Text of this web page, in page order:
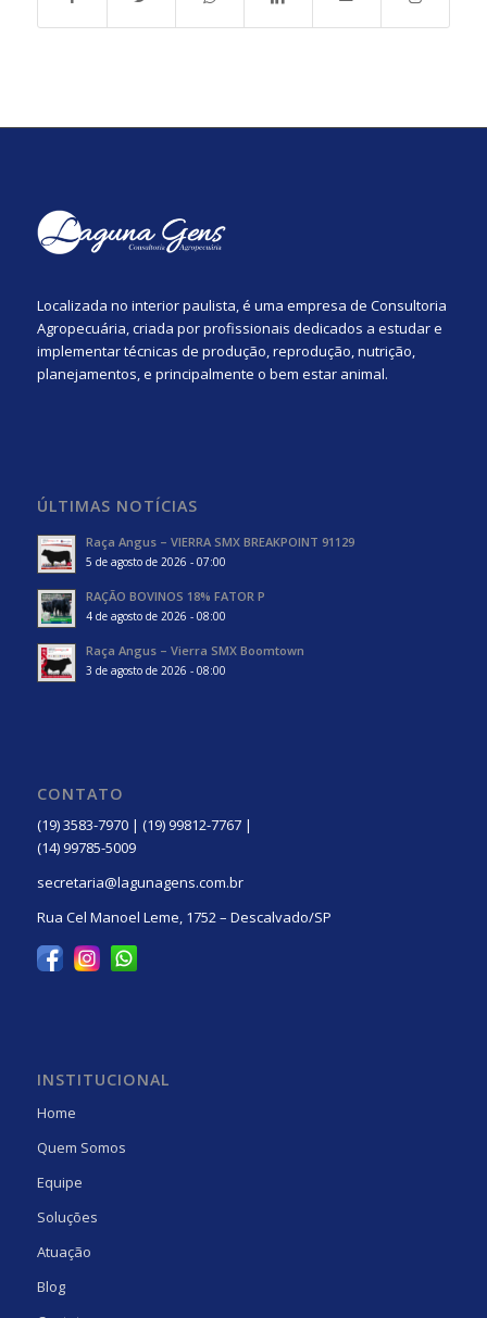
Localizada no interior paulista, é uma empresa de Consultoria
Agropecuária, criada por profissionais dedicados a estudar e
implementar técnicas de produção, reprodução, nutrição,
planejamentos, e principalmente o bem estar animal.
ÚLTIMAS NOTÍCIAS
Raça Angus – VIERRA SMX BREAKPOINT 91129
5 de agosto de 2026 - 07:00
RAÇÃO BOVINOS 18% FATOR P
4 de agosto de 2026 - 08:00
Raça Angus – Vierra SMX Boomtown
3 de agosto de 2026 - 08:00
CONTATO
(19) 3583-7970 | (19) 99812-7767 |
(14) 99785-5009
secretaria@lagunagens.com.br
Rua Cel Manoel Leme, 1752 – Descalvado/SP
INSTITUCIONAL
Home
Quem Somos
Equipe
Soluções
Atuação
Blog